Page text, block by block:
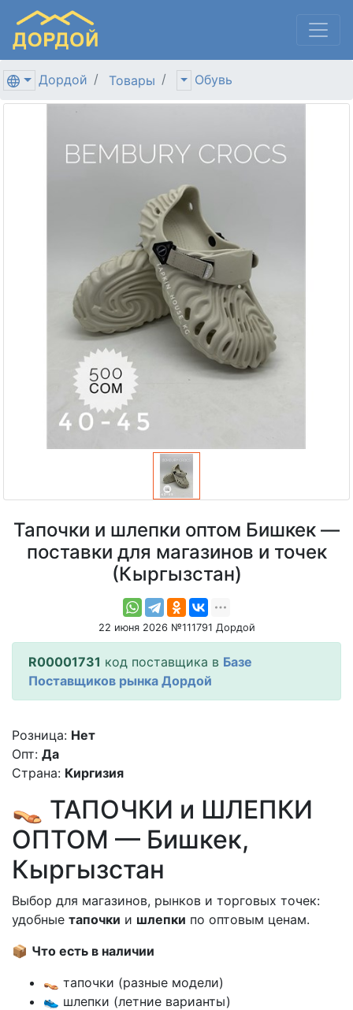
Дордой Товары Обувь
Тапочки и шлепки оптом Бишкек —
поставки для магазинов и точек
(Кыргызстан)
22 июня 2026 №111791 Дордой
R00001731 код поставщика в Базе
Поставщиков рынка Дордой
Розница: Нет
Опт: Да
Страна: Киргизия
👡 ТАПОЧКИ и ШЛЕПКИ
ОПТОМ — Бишкек,
Кыргызстан
Выбор для магазинов, рынков и торговых точек:
удобные тапочки и шлепки по оптовым ценам.
📦 Что есть в наличии
👡 тапочки (разные модели)
👟 шлепки (летние варианты)